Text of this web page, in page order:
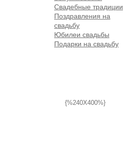
Свадебные традиции
Поздравления на
свадьбу
Юбилеи свадьбы
Подарки на свадьбу
{%240X400%}